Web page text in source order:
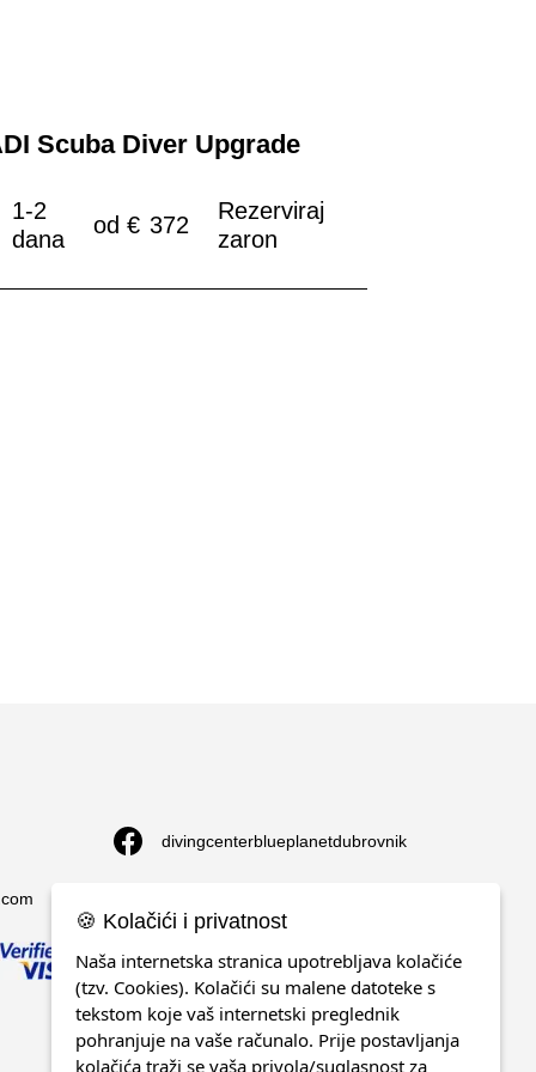
Scuba Diver Upgrade
1-2
dana
od € 372
Rezerviraj
zaron
divingcenterblueplanetdubrovnik
🍪 Kolačići i privatnost
Naša internetska stranica upotrebljava kolačiće
(tzv. Cookies). Kolačići su malene datoteke s
tekstom koje vaš internetski preglednik
pohranjuje na vaše računalo. Prije postavljanja
kolačića traži se vaša privola/suglasnost za